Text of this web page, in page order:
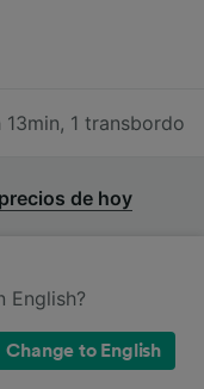
13min, 1 transbordo
de hoy
en Trenord
English?
Change to English